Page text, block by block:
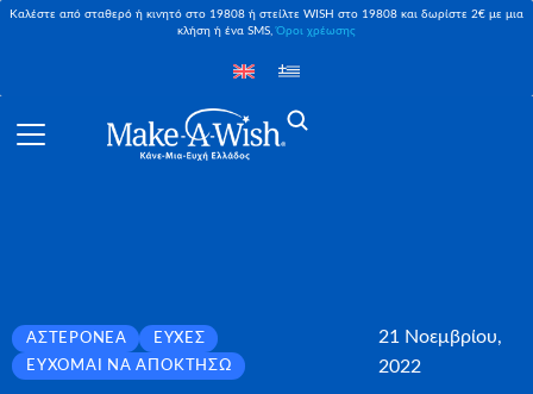
Καλέστε από σταθερό ή κινητό στο 19808 ή στείλτε WISH στο 19808 και δωρίστε 2€ με μια
κλήση ή ένα SMS,Όροι χρέωσης
ΑΣΤΕΡΟΝΈΑ
ΕΥΧΈΣ
ΕΎΧΟΜΑΙ ΝΑ ΑΠΟΚΤΉΣΩ
21 Νοεμβρίου,
2022